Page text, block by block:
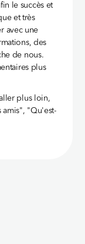
le succès et
et très
avec une
des
de nous.
plus
plus loin,
amis", "Qu'est-